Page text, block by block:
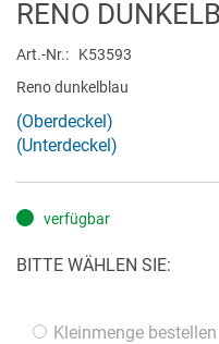
Zum
Anfang
der
Bildergalerie
RENO
Art.-Nr.
K53593
Reno dunkelblau
(Oberdeckel)
(Unterdeckel)
verfügbar
BITTE WÄHLEN SIE:
Kleinmenge bestellen